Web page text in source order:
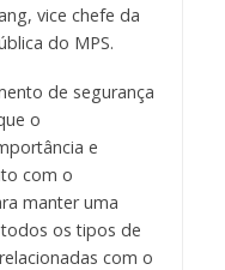
vice chefe da
do MPS.
de segurança
o
e
com o
manter uma
os tipos de
com o